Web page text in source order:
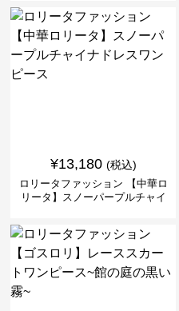
¥13,180 (税込)
ロリータファッション 【中華ロ
リータ】スノーパープルチャイ